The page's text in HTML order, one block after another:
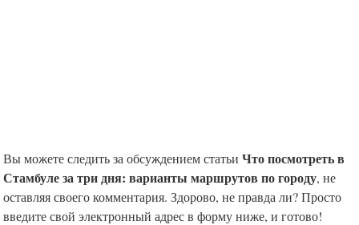
Вы можете следить за обсуждением статьи Что посмотреть в
Стамбуле за три дня: варианты маршрутов по городу, не
оставляя своего комментария. Здорово, не правда ли? Просто
введите свой электронный адрес в форму ниже, и готово!